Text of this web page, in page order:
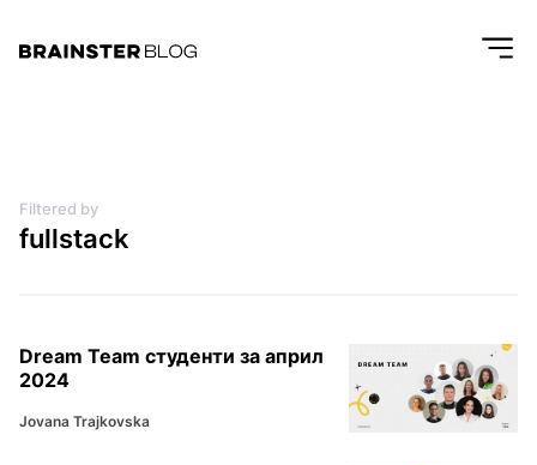
Filtered by
fullstack
Dream Team студенти за април
2024
Jovana Trajkovska